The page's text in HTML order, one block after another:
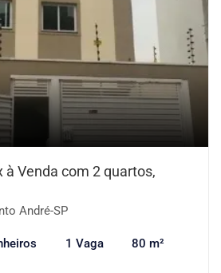
à Venda com 2 quartos,
André-SP
1 Vaga 80 m²